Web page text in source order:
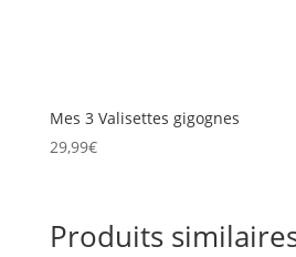
Mes 3 Valisettes gigognes
29,99€
Produits